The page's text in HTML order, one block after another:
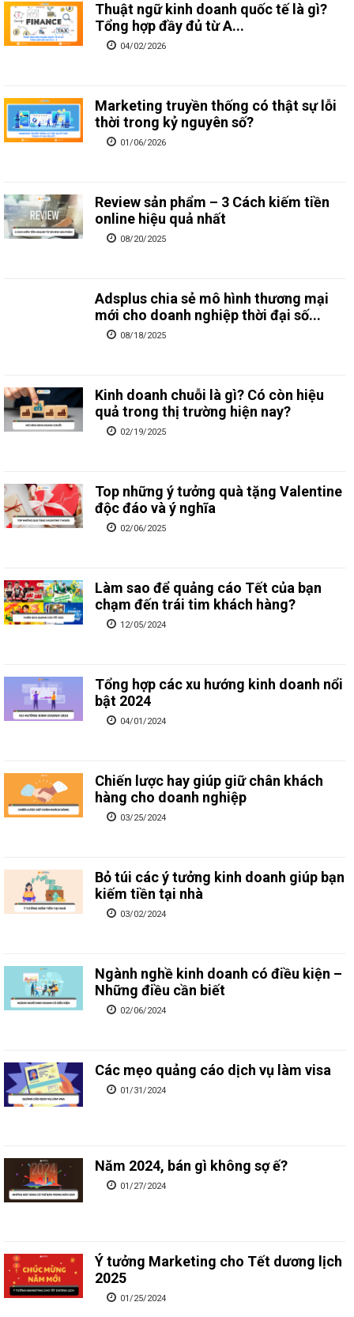
Thuật ngữ kinh doanh quốc tế là gì?
Tổng hợp đầy đủ từ A...
04/02/2026
Marketing truyền thống có thật sự lỗi
thời trong kỷ nguyên số?
01/06/2026
Review sản phẩm – 3 Cách kiếm tiền
online hiệu quả nhất
08/20/2025
Adsplus chia sẻ mô hình thương mại
mới cho doanh nghiệp thời đại số...
08/18/2025
Kinh doanh chuỗi là gì? Có còn hiệu
quả trong thị trường hiện nay?
02/19/2025
Top những ý tưởng quà tặng Valentine
độc đáo và ý nghĩa
02/06/2025
Làm sao để quảng cáo Tết của bạn
chạm đến trái tim khách hàng?
12/05/2024
Tổng hợp các xu hướng kinh doanh nổi
bật 2024
04/01/2024
Chiến lược hay giúp giữ chân khách
hàng cho doanh nghiệp
03/25/2024
Bỏ túi các ý tưởng kinh doanh giúp bạn
kiếm tiền tại nhà
03/02/2024
Ngành nghề kinh doanh có điều kiện –
Những điều cần biết
02/06/2024
Các mẹo quảng cáo dịch vụ làm visa
01/31/2024
Năm 2024, bán gì không sợ ế?
01/27/2024
Ý tưởng Marketing cho Tết dương lịch
2025
01/25/2024